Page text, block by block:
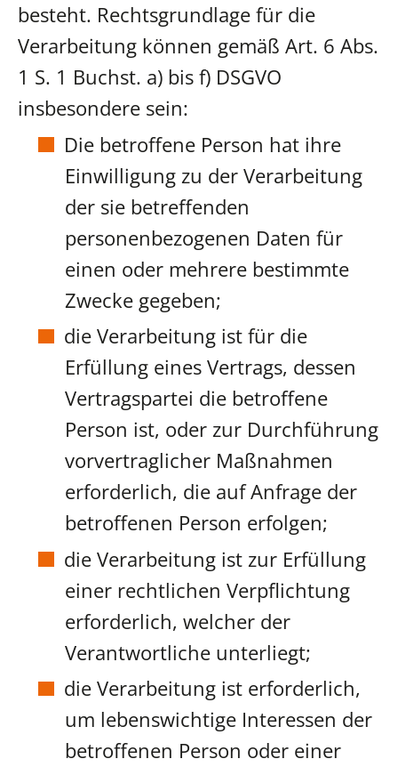
besteht. Rechtsgrundlage für die
Verarbeitung können gemäß Art. 6 Abs.
1 S. 1 Buchst. a) bis f) DSGVO
insbesondere sein:
Die betroffene Person hat ihre
Einwilligung zu der Verarbeitung
der sie betreffenden
personenbezogenen Daten für
einen oder mehrere bestimmte
Zwecke gegeben;
die Verarbeitung ist für die
Erfüllung eines Vertrags, dessen
Vertragspartei die betroffene
Person ist, oder zur Durchführung
vorvertraglicher Maßnahmen
erforderlich, die auf Anfrage der
betroffenen Person erfolgen;
die Verarbeitung ist zur Erfüllung
einer rechtlichen Verpflichtung
erforderlich, welcher der
Verantwortliche unterliegt;
die Verarbeitung ist erforderlich,
um lebenswichtige Interessen der
betroffenen Person oder einer